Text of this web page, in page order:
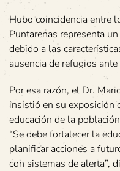
Hubo coincidencia entre
Puntarenas representa
debido a las
ausencia de refugios
Por esa razón, el Dr.
insistió en su exposición
educación de la
“Se debe fortalecer la
planificar acciones a
con sistemas de alerta”,